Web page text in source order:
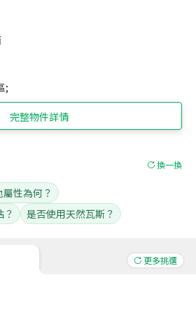
;
完整物件詳情
更多挑選
換一換
屬性為何？
是否使用天然瓦斯？